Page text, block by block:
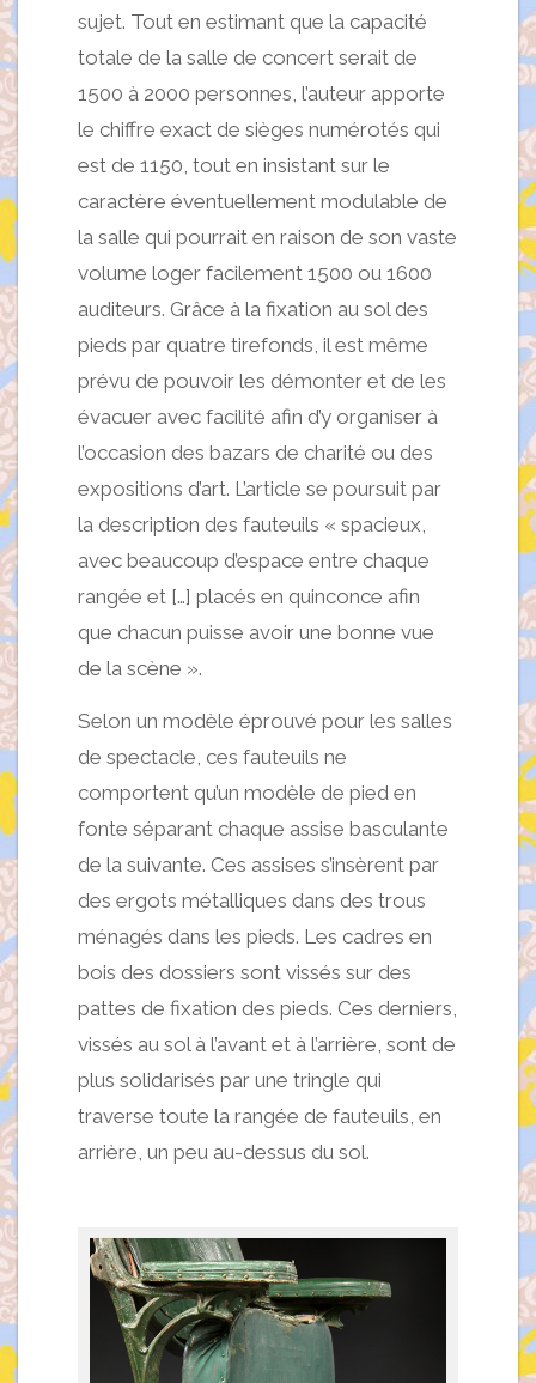
sujet. Tout en estimant que la capacité
totale de la salle de concert serait de
1500 à 2000 personnes, l’auteur apporte
le chiffre exact de sièges numérotés qui
est de 1150, tout en insistant sur le
caractère éventuellement modulable de
la salle qui pourrait en raison de son vaste
volume loger facilement 1500 ou 1600
auditeurs. Grâce à la fixation au sol des
pieds par quatre tirefonds, il est même
prévu de pouvoir les démonter et de les
évacuer avec facilité afin d’y organiser à
l’occasion des bazars de charité ou des
expositions d’art. L’article se poursuit par
la description des fauteuils « spacieux,
avec beaucoup d’espace entre chaque
rangée et […] placés en quinconce afin
que chacun puisse avoir une bonne vue
de la scène ».
Selon un modèle éprouvé pour les salles
de spectacle, ces fauteuils ne
comportent qu’un modèle de pied en
fonte séparant chaque assise basculante
de la suivante. Ces assises s’insèrent par
des ergots métalliques dans des trous
ménagés dans les pieds. Les cadres en
bois des dossiers sont vissés sur des
pattes de fixation des pieds. Ces derniers,
vissés au sol à l’avant et à l’arrière, sont de
plus solidarisés par une tringle qui
traverse toute la rangée de fauteuils, en
arrière, un peu au-dessus du sol.